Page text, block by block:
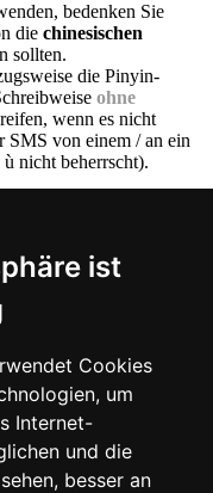
ist
Cookies
um
Internet-
und die
besser an
bedenken Sie
die chinesischen
sollten.
die Pinyin-
ohne
wenn es nicht
SMS von einem / an ein
nicht beherrscht).
für
Kritik sind stets